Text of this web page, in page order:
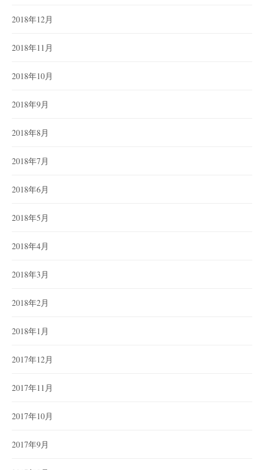
2018年12月
2018年11月
2018年10月
2018年9月
2018年8月
2018年7月
2018年6月
2018年5月
2018年4月
2018年3月
2018年2月
2018年1月
2017年12月
2017年11月
2017年10月
2017年9月